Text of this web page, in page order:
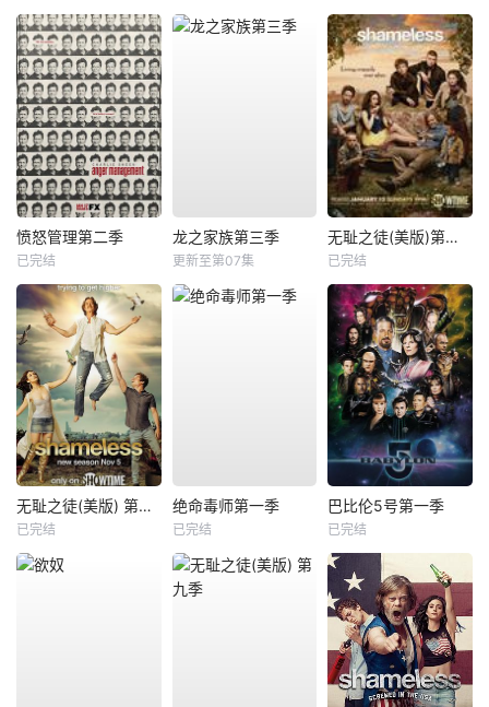
愤怒管理第二季
已完结
龙之家族第三季
更新至第07集
无耻之徒(美版)第三季
已完结
无耻之徒(美版) 第八季
已完结
绝命毒师第一季
已完结
巴比伦5号第一季
已完结